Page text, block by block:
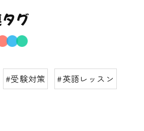
グ
#受験対策 #英語レッスン